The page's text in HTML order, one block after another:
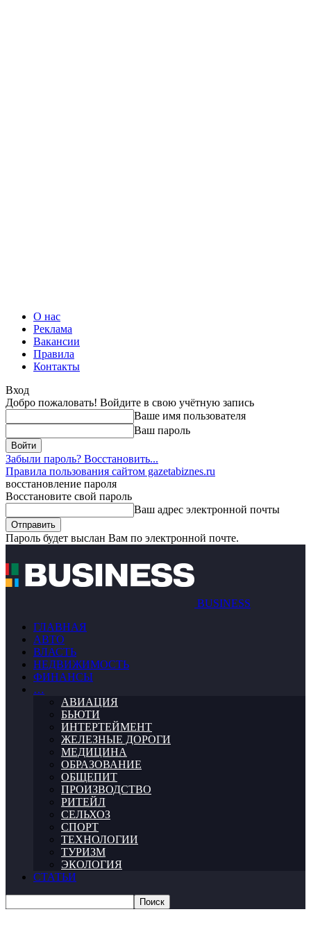
О нас
Реклама
Вакансии
Правила
Контакты
Вход
Добро пожаловать! Войдите в свою учётную запись
Ваше имя пользователя
Ваш пароль
Забыли пароль? Восстановить...
Правила пользования сайтом gazetabiznes.ru
восстановление пароля
Восстановите свой пароль
Ваш адрес электронной почты
Пароль будет выслан Вам по электронной почте.
BUSINESS
ГЛАВНАЯ
АВТО
ВЛАСТЬ
НЕДВИЖИМОСТЬ
ФИНАНСЫ
…
АВИАЦИЯ
БЬЮТИ
ИНТЕРТЕЙМЕНТ
ЖЕЛЕЗНЫЕ ДОРОГИ
МЕДИЦИНА
ОБРАЗОВАНИЕ
ОБЩЕПИТ
ПРОИЗВОДСТВО
РИТЕЙЛ
СЕЛЬХОЗ
СПОРТ
ТЕХНОЛОГИИ
ТУРИЗМ
ЭКОЛОГИЯ
СТАТЬИ